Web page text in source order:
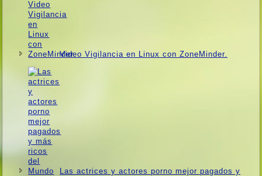
Video Vigilancia en Linux con ZoneMinder.
Las actrices y actores porno mejor pagados y